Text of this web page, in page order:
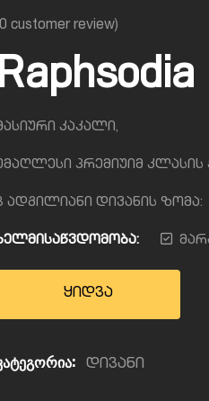
0 customer review)
Raphsodia
კაკალი,
პრემიუიმ
ადგილიანი დივანის ზომა:
ყიდვა
დივანი